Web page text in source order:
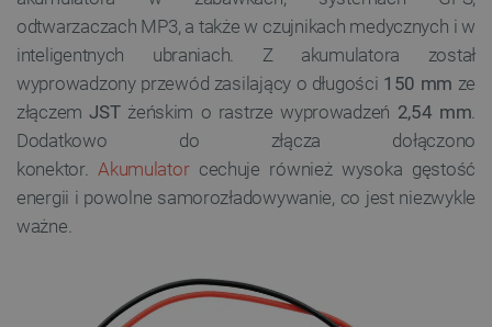
odtwarzaczach MP3, a także w czujnikach medycznych i w
inteligentnych ubraniach. Z akumulatora został
wyprowadzony przewód zasilający o długości 150 mm ze
złączem JSTżeńskim o rastrze wyprowadzeń 2,54 mm.
Dodatkowo do złącza dołączono
konektor.Akumulatorcechuje również wysoka gęstość
energii i powolne samorozładowywanie, co jest niezwykle
ważne.